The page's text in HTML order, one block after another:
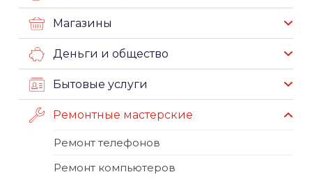
Магазины
Деньги и общество
Бытовые услуги
Ремонтные мастерские
Ремонт телефонов
Ремонт компьютеров